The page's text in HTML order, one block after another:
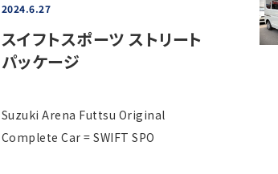
2024.6.27
スイフトスポーツ ストリート
パッケージ
Suzuki Arena Futtsu Original
Complete Car = SWIFT SPO